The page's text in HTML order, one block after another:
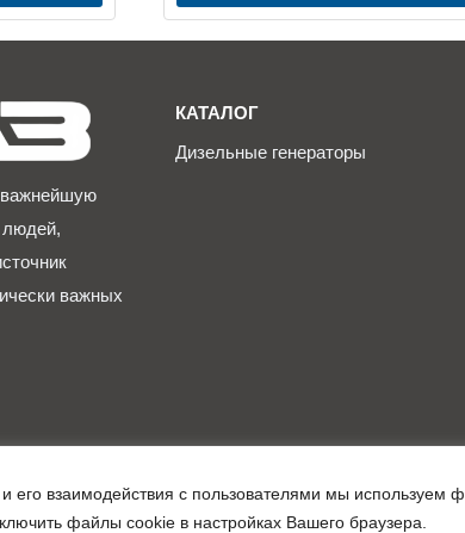
его взаимодействия с пользователями мы
файлы cookie в настройках Вашего браузера.
людей,
важных
КАТАЛОГ
Дизельные генераторы
в России